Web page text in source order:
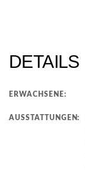
DETAILS
ERWACHSENE:
AUSSTATTUNGEN: